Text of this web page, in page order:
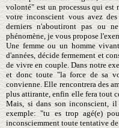
volonté" est un processus qui est
votre inconscient vous avez
derniers n'aboutiront pas ou
phénomène, je vous propose
Une femme ou un homme
d'années, décide fermement et
de vivre en couple. Dans notre
et donc toute "la force de sa
convienne. Elle rencontrera des
plus attirante, enfin elle fera tout
Mais, si dans son inconscient,
exemple: "tu es trop agé(e)
inconsciemment toute tentative